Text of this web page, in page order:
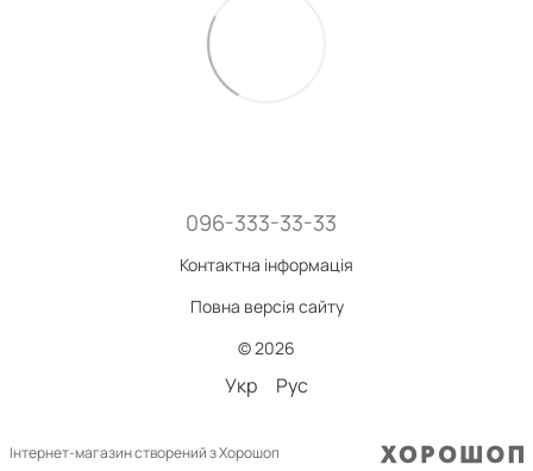
096-333-33-33
Контактна інформація
Повна версія сайту
© 2026
Укр Рус
Інтернет-магазин створений з Хорошоп